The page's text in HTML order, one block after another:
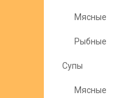
Мясные
Рыбные
Супы
Мясные